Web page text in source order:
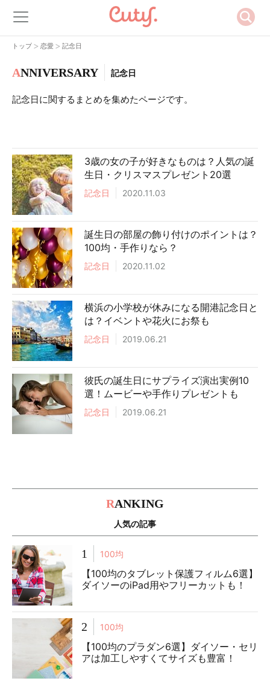
トップ > 恋愛 > 記念日
ANNIVERSARY 記念日
記念日に関するまとめを集めたページです。
3歳の女の子が好きなものは？人気の誕
生日・クリスマスプレゼント20選
記念日 2020.11.03
誕生日の部屋の飾り付けのポイントは？
100均・手作りなら？
記念日 2020.11.02
横浜の小学校が休みになる開港記念日と
は？イベントや花火にお祭も
記念日 2019.06.21
彼氏の誕生日にサプライズ演出実例10
選！ムービーや手作りプレゼントも
記念日 2019.06.21
RANKING
人気の記事
1 100均
【100均のタブレット保護フィルム6選】
ダイソーのiPad用やフリーカットも！
2 100均
【100均のプラダン6選】ダイソー・セリ
アは加工しやすくてサイズも豊富！